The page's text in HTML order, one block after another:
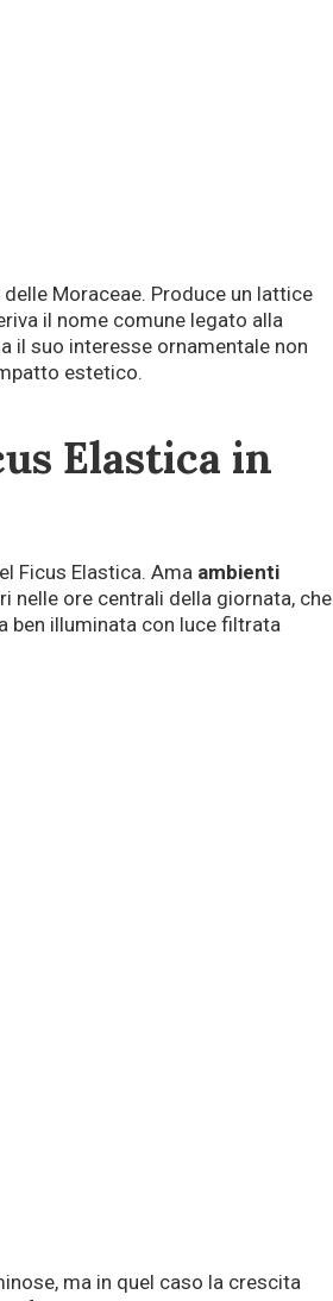
Moraceae. Produce un lattice
il nome comune legato alla
il suo interesse ornamentale non
estetico.
Elastica in
Ficus Elastica. Ama ambienti
nelle ore centrali della giornata, che
ben illuminata con luce filtrata
ma in quel caso la crescita